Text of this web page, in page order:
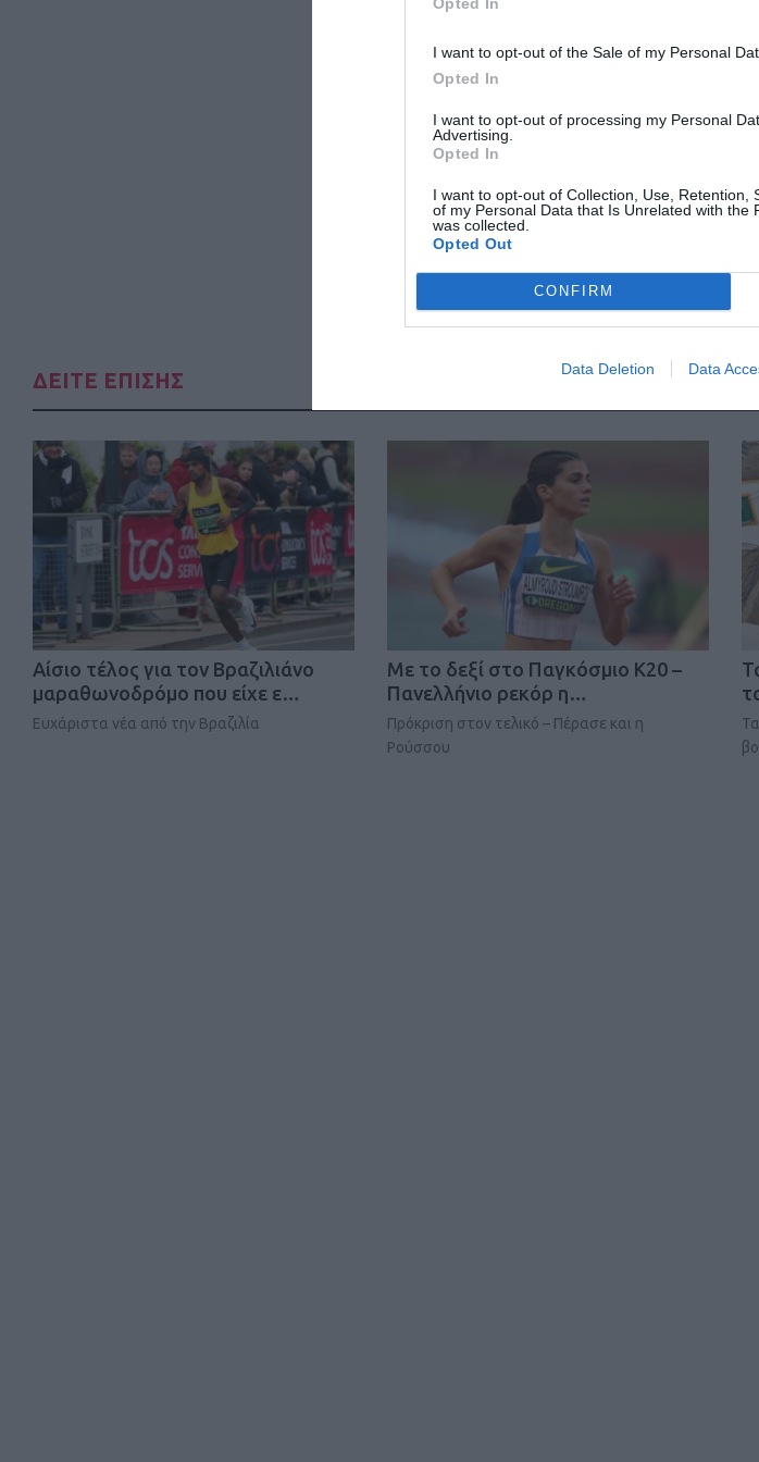
I want to opt-out of the Sale of my Personal
Opted In
I want to opt-out of processing my Personal
Advertising.
Opted In
I want to opt-out of Collection, Use, Retention,
of my Personal Data that Is Unrelated with the
was collected.
Opted Out
CONFIRM
Data Deletion Data
ΔΕΙΤΕ ΕΠΙΣΗΣ
Αίσιο τέλος για τον Βραζιλιάνο
μαραθωνοδρόμο που είχε ε…
Ευχάριστα νέα από την Βραζιλία
Mε το δεξί στο Παγκόσμιο Κ20 –
Πανελλήνιο ρεκόρ η…
Πρόκριση στον τελικό – Πέρασε και η
Ρούσσου